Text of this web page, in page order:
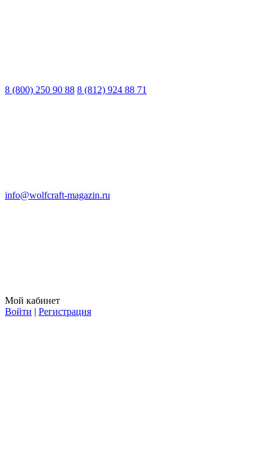
8 (800) 250 90 88 8 (812) 924 88 71
info@wolfcraft-magazin.ru
Мой кабинет
Войти | Регистрация